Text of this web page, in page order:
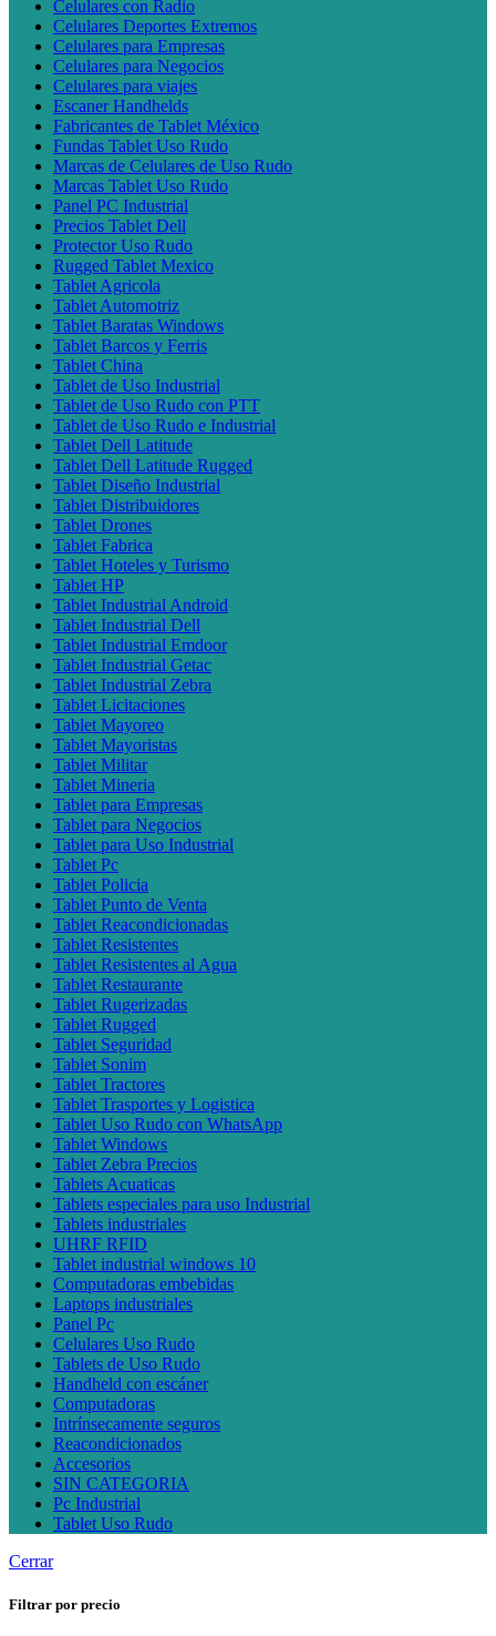
Celulares con Radio
Celulares Deportes Extremos
Celulares para Empresas
Celulares para Negocios
Celulares para viajes
Escaner Handhelds
Fabricantes de Tablet México
Fundas Tablet Uso Rudo
Marcas de Celulares de Uso Rudo
Marcas Tablet Uso Rudo
Panel PC Industrial
Precios Tablet Dell
Protector Uso Rudo
Rugged Tablet Mexico
Tablet Agricola
Tablet Automotriz
Tablet Baratas Windows
Tablet Barcos y Ferris
Tablet China
Tablet de Uso Industrial
Tablet de Uso Rudo con PTT
Tablet de Uso Rudo e Industrial
Tablet Dell Latitude
Tablet Dell Latitude Rugged
Tablet Diseño Industrial
Tablet Distribuidores
Tablet Drones
Tablet Fabrica
Tablet Hoteles y Turismo
Tablet HP
Tablet Industrial Android
Tablet Industrial Dell
Tablet Industrial Emdoor
Tablet Industrial Getac
Tablet Industrial Zebra
Tablet Licitaciones
Tablet Mayoreo
Tablet Mayoristas
Tablet Militar
Tablet Mineria
Tablet para Empresas
Tablet para Negocios
Tablet para Uso Industrial
Tablet Pc
Tablet Policia
Tablet Punto de Venta
Tablet Reacondicionadas
Tablet Resistentes
Tablet Resistentes al Agua
Tablet Restaurante
Tablet Rugerizadas
Tablet Rugged
Tablet Seguridad
Tablet Sonim
Tablet Tractores
Tablet Trasportes y Logistica
Tablet Uso Rudo con WhatsApp
Tablet Windows
Tablet Zebra Precios
Tablets Acuaticas
Tablets especiales para uso Industrial
Tablets industriales
UHRF RFID
Tablet industrial windows 10
Computadoras embebidas
Laptops industriales
Panel Pc
Celulares Uso Rudo
Tablets de Uso Rudo
Handheld con escáner
Computadoras
Intrínsecamente seguros
Reacondicionados
Accesorios
SIN CATEGORIA
Pc Industrial
Tablet Uso Rudo
Cerrar
Filtrar por precio